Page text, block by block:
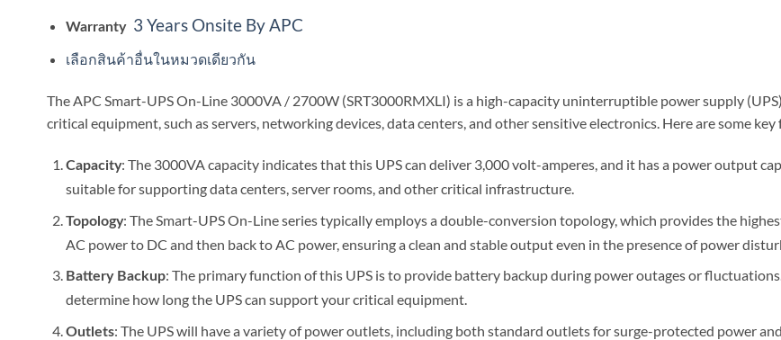
Warranty 3 Years Onsite By APC
เลือกสินค้าอื่นในหมวดเดียวกัน
The APC Smart-UPS On-Line 3000VA / 2700W (SRT3000RMXLI) is a high-capacity uninterruptible power supply
critical equipment, such as servers, networking devices, data centers, and other sensitive electronics. Here are some
Capacity: The 3000VA capacity indicates that this UPS can deliver 3,000 volt-amperes, and it has a power output
suitable for supporting data centers, server rooms, and other critical infrastructure.
Topology: The Smart-UPS On-Line series typically employs a double-conversion topology, which provides the
AC power to DC and then back to AC power, ensuring a clean and stable output even in the presence of power
Battery Backup: The primary function of this UPS is to provide battery backup during power outages or
determine how long the UPS can support your critical equipment.
Outlets: The UPS will have a variety of power outlets, including both standard outlets for surge-protected power